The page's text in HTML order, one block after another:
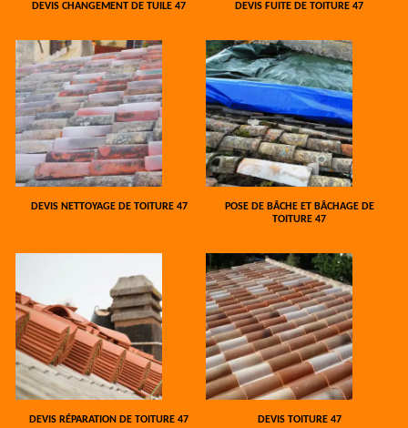
DEVIS CHANGEMENT DE TUILE 47 DEVIS FUITE DE TOITURE 47
DEVIS NETTOYAGE DE TOITURE 47
POSE DE BÂCHE ET BÂCHAGE DE
TOITURE 47
DEVIS RÉPARATION DE TOITURE 47 DEVIS TOITURE 47